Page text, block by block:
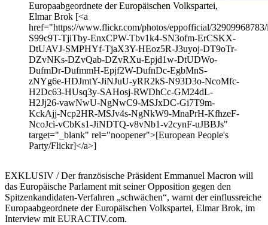
Europaabgeordnete der Europäischen Volkspartei,
Elmar Brok [<a
href="https://www.flickr.com/photos/eppofficial/
S99c9T-TjiTby-EnxCPW-Tbv1k4-SN3ofm-ErCSKX-
DtUAVJ-SMPHYf-TjaX3Y-HEoz5R-J3uyoj-DT9oTr-
DZvNKs-DZvQab-DZvRXu-Epjd1w-DtUDWo-
DufmDr-DufmmH-Epjf2W-DufnDc-EgbMnS-
zNYg6e-HDJmtY-JiNJuU-yRR2kS-N93D3o-NcoMfc-
H2Dc63-HUsq3y-SAHosj-RWDhCc-GM24dL-
H2Jj26-vawNwU-NgNwC9-MSJxDC-Gi7T9m-
KckAjj-Ncp2HR-MSJv4s-NgNkW9-MnaPrH-KfhzeF-
NcoJci-vCbKs1-JiNDTQ-v8vNb1-v2cynF-uJBBJs"
target="_blank" rel="noopener">[European People's
Party/Flickr]</a>]
EXKLUSIV / Der französische Präsident Emmanuel Macron will
das Europäische Parlament mit seiner Opposition gegen den
Spitzenkandidaten-Verfahren „schwächen“, warnt der einflussreiche
Europaabgeordnete der Europäischen Volkspartei, Elmar Brok, im
Interview mit EURACTIV.com.